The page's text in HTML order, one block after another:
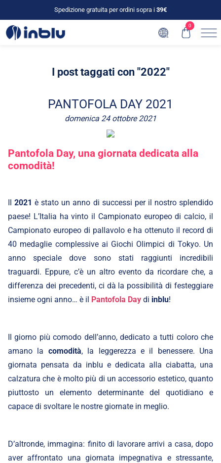
Spedizione gratuita per ordini sopra i 39€
0
I post taggati con "2022"
PANTOFOLA DAY 2021
domenica 24 ottobre 2021
Pantofola Day, una giornata dedicata alla
comodità!
Il2021 è stato un anno di successi per il nostro splendido
paese! L’Italia ha vinto il Campionato europeo di calcio, il
Campionato europeo di pallavolo e ha ottenuto il record di
40 medaglie complessive ai Giochi Olimpici di Tokyo. Un
anno speciale dove sono stati raggiunti incredibili
traguardi. Eppure, c’è un altro evento da ricordare che, a
differenza dei precedenti, ci dà la possibilità di festeggiare
insieme ogni anno… è il Pantofola Day di inblu!
Il giorno più comodo dell’anno, dedicato a tutti coloro che
amano la comodità, la leggerezza e il benessere. Una
giornata pensata da inblu e dedicata alla ciabatta, una
calzatura che è molto più di un accessorio estetico, quanto
piuttosto un elemento determinante del quotidiano e
capace di svoltare le nostre giornate in meglio.
D’altronde, immagina: finito di lavorare arrivi a casa, dopo
aver affrontato una giornata impegnativa e stressante,